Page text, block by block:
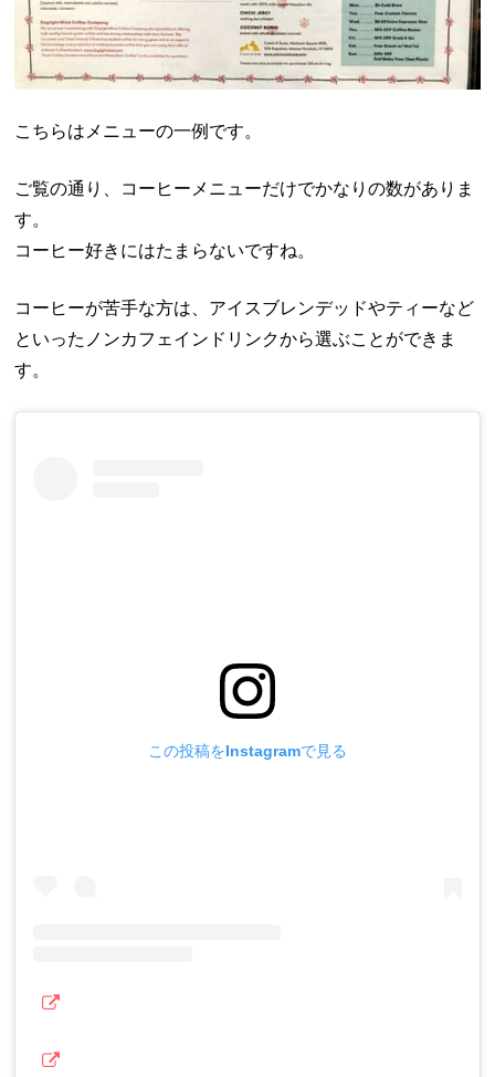
こちらはメニューの一例です。
ご覧の通り、コーヒーメニューだけでかなりの数がありま
す。
コーヒー好きにはたまらないですね。
コーヒーが苦手な方は、アイスブレンデッドやティーなど
といったノンカフェインドリンクから選ぶことができま
す。
この投稿をInstagramで見る